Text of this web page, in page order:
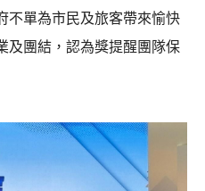
不單為市民及旅客帶來愉快
及團結，認為獎提醒團隊保